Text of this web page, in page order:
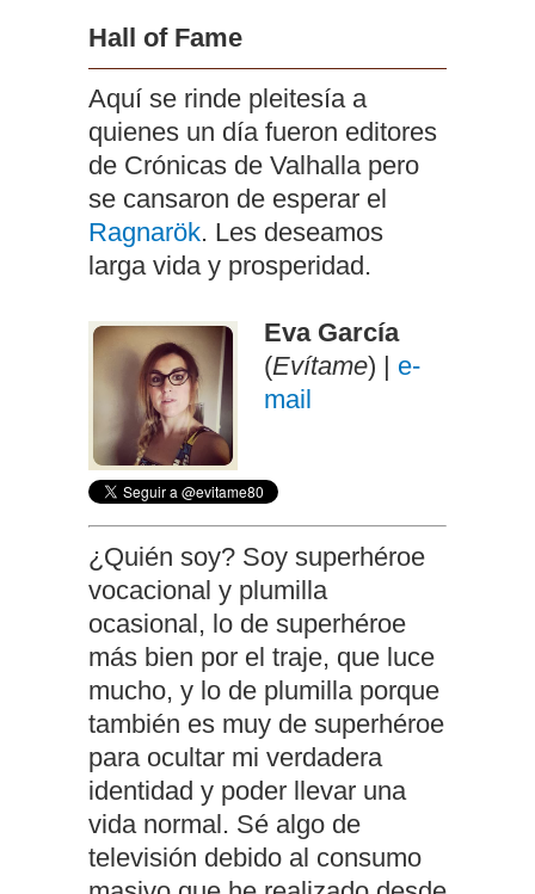
Hall of Fame
Aquí se rinde pleitesía a
quienes un día fueron editores
de Crónicas de Valhalla pero
se cansaron de esperar el
Ragnarök. Les deseamos
larga vida y prosperidad.
Eva García
(Evítame) | e-
mail
¿Quién soy? Soy superhéroe
vocacional y plumilla
ocasional, lo de superhéroe
más bien por el traje, que luce
mucho, y lo de plumilla porque
también es muy de superhéroe
para ocultar mi verdadera
identidad y poder llevar una
vida normal. Sé algo de
televisión debido al consumo